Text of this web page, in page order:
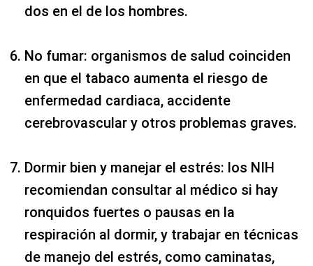
dos en el de los hombres.
No fumar: organismos de salud coinciden
en que el tabaco aumenta el riesgo de
enfermedad cardiaca, accidente
cerebrovascular y otros problemas graves.
Dormir bien y manejar el estrés: los NIH
recomiendan consultar al médico si hay
ronquidos fuertes o pausas en la
respiración al dormir, y trabajar en técnicas
de manejo del estrés, como caminatas,